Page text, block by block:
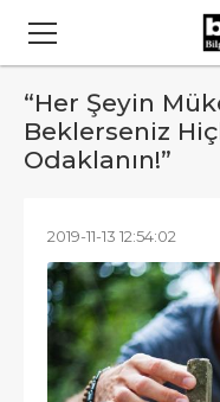
“Her Şeyin
Beklerseniz
Odaklanın!”
2019-11-13 12:54:02